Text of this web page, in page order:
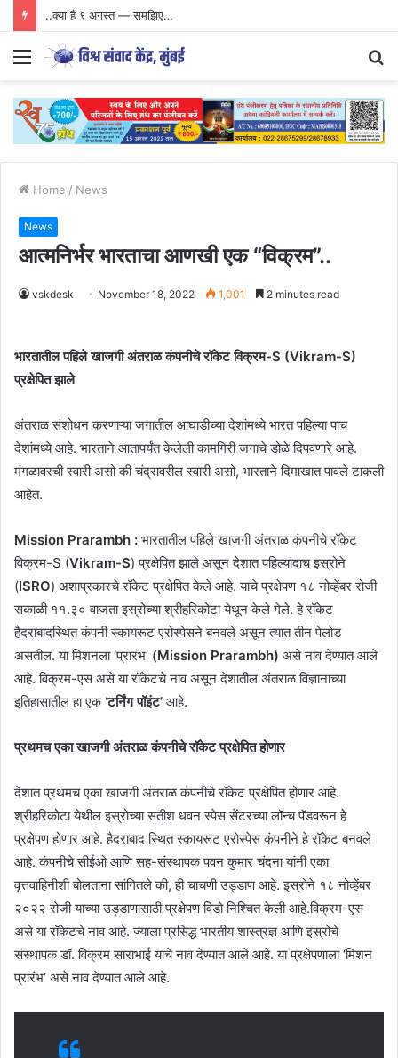
..क्या है ९ अगस्त — समझिए…
Menu
Home / News
News
आत्मनिर्भर भारताचा आणखी एक “विक्रम”..
vskdesk November 18, 2022 1,001 2 minutes read
भारतातील पहिले खाजगी अंतराळ कंपनीचे रॉकेट विक्रम-S (Vikram-S)
प्रक्षेपित झाले
अंतराळ संशोधन करणाऱ्या जगातील आघाडीच्या देशांमध्ये भारत पहिल्या पाच
देशांमध्ये आहे. भारताने आतापर्यंत केलेली कामगिरी जगाचे डोळे दिपवणारे आहे.
मंगळावरची स्वारी असो की चंद्रावरील स्वारी असो, भारताने दिमाखात पावले टाकली
आहेत.
Mission Prarambh : भारतातील पहिले खाजगी अंतराळ कंपनीचे रॉकेट
विक्रम-S (Vikram-S) प्रक्षेपित झाले असून देशात पहिल्यांदाच इस्रोने
(ISRO) अशाप्रकारचे रॉकेट प्रक्षेपित केले आहे. याचे प्रक्षेपण १८ नोव्हेंबर रोजी
सकाळी ११.३० वाजता इस्रोच्या श्रीहरिकोटा येथून केले गेले. हे रॉकेट
हैदराबादस्थित कंपनी स्कायरूट एरोस्पेसने बनवले असून त्यात तीन पेलोड
असतील. या मिशनला ‘प्रारंभ’ (Mission Prarambh) असे नाव देण्यात आले
आहे. विक्रम-एस असे या रॉकेटचे नाव असून देशातील अंतराळ विज्ञानाच्या
इतिहासातील हा एक‘टर्निंग पॉइंट’ आहे.
प्रथमच एका खाजगी अंतराळ कंपनीचे रॉकेट प्रक्षेपित होणार
देशात प्रथमच एका खाजगी अंतराळ कंपनीचे रॉकेट प्रक्षेपित होणार आहे.
श्रीहरिकोटा येथील इस्रोच्या सतीश धवन स्पेस सेंटरच्या लॉन्च पॅडवरून हे
प्रक्षेपण होणार आहे. हैदराबाद स्थित स्कायरूट एरोस्पेस कंपनीने हे रॉकेट बनवले
आहे. कंपनीचे सीईओ आणि सह-संस्थापक पवन कुमार चंदना यांनी एका
वृत्तवाहिनीशी बोलताना सांगितले की, ही चाचणी उड्डाण आहे. इस्रोने १८ नोव्हेंबर
२०२२ रोजी याच्या उड्डाणासाठी प्रक्षेपण विंडो निश्चित केली आहे.विक्रम-एस
असे या रॉकेटचे नाव आहे. ज्याला प्रसिद्ध भारतीय शास्त्रज्ञ आणि इस्रोचे
संस्थापक डॉ. विक्रम साराभाई यांचे नाव देण्यात आले आहे. या प्रक्षेपणाला ‘मिशन
प्रारंभ’ असे नाव देण्यात आले आहे.